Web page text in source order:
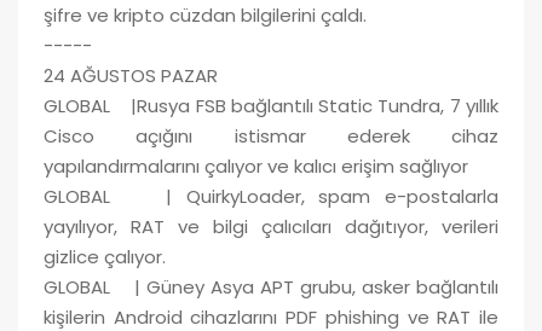
şifre ve kripto cüzdan bilgilerini çaldı.
-----
24 AĞUSTOS PAZAR
GLOBAL |Rusya FSB bağlantılı Static Tundra, 7 yıllık
Cisco açığını istismar ederek cihaz
yapılandırmalarını çalıyor ve kalıcı erişim sağlıyor
GLOBAL | QuirkyLoader, spam e-postalarla
yayılıyor, RAT ve bilgi çalıcıları dağıtıyor, verileri
gizlice çalıyor.
GLOBAL | Güney Asya APT grubu, asker bağlantılı
kişilerin Android cihazlarını PDF phishing ve RAT ile